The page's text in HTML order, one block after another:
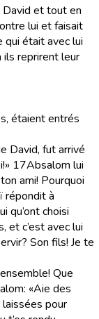
David et tout en
lui et faisait
était avec lui
ils reprirent leur
étaient entrés
David, fut arrivé
17Absalom lui
ami! Pourquoi
répondit à
qu’ont choisi
et c’est avec lui
Son fils! Je te
Que
«Aie des
pour